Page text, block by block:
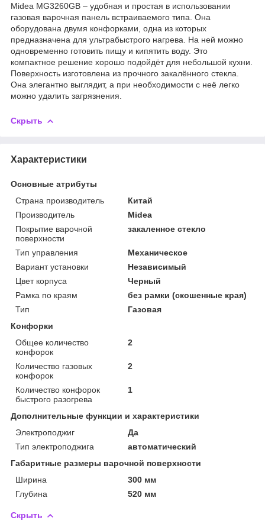
Midea MG3260GB – удобная и простая в использовании
газовая варочная панель встраиваемого типа. Она
оборудована двумя конфорками, одна из которых
предназначена для ультрабыстрого нагрева. На ней можно
одновременно готовить пищу и кипятить воду. Это
компактное решение хорошо подойдёт для небольшой кухни.
Поверхность изготовлена из прочного закалённого стекла.
Она элегантно выглядит, а при необходимости с неё легко
можно удалить загрязнения.
Скрыть
Характеристики
Основные атрибуты
Страна производитель
Китай
Производитель
Midea
Покрытие варочной
поверхности
закаленное стекло
Тип управления
Механическое
Вариант установки
Независимый
Цвет корпуса
Черный
Рамка по краям
без рамки (скошенные края)
Тип
Газовая
Конфорки
Общее количество
конфорок
2
Количество газовых
конфорок
2
Количество конфорок
быстрого разогрева
1
Дополнительные функции и характеристики
Электроподжиг
Да
Тип электроподжига
автоматический
Габаритные размеры варочной поверхности
Ширина
300 мм
Глубина
520 мм
Скрыть